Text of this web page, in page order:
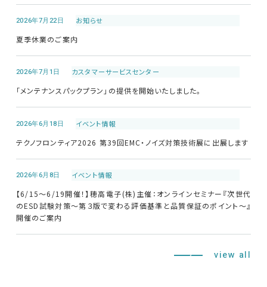
2026年7月22日 お知らせ
夏季休業のご案内
2026年7月1日 カスタマーサービスセンター
「メンテナンスパックプラン」の提供を開始いたしました。
2026年6月18日 イベント情報
テクノフロンティア2026 第39回EMC・ノイズ対策技術展に出展します
2026年6月8日 イベント情報
【6/15～6/19開催！】穂高電子(株)主催：オンラインセミナー『次世代
のESD試験対策～第３版で変わる評価基準と品質保証のポイント～』
開催のご案内
view all